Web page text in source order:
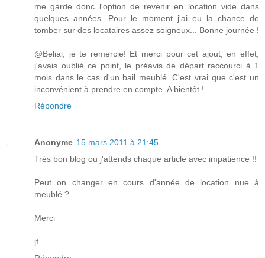
me garde donc l'option de revenir en location vide dans
quelques années. Pour le moment j'ai eu la chance de
tomber sur des locataires assez soigneux... Bonne journée !
@Beliai, je te remercie! Et merci pour cet ajout, en effet,
j'avais oublié ce point, le préavis de départ raccourci à 1
mois dans le cas d'un bail meublé. C'est vrai que c'est un
inconvénient à prendre en compte. A bientôt !
Répondre
Anonyme 15 mars 2011 à 21:45
Trés bon blog ou j'attends chaque article avec impatience !!
Peut on changer en cours d'année de location nue à
meublé ?
Merci
jf